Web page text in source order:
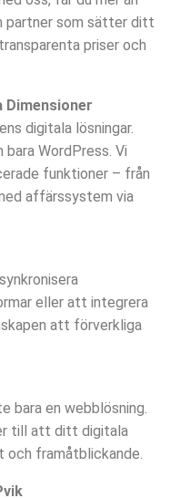
partner som sätter ditt
priser och
Dimensioner
digitala lösningar.
WordPress. Vi
funktioner – från
affärssystem via
eller att integrera
att förverkliga
bara en webblösning.
till att ditt digitala
framåtblickande.